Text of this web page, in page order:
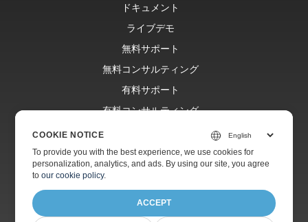
ドキュメント
ライブデモ
無料サポート
無料コンサルティング
有料サポート
有料コンサルティング
ウェブサイト
COOKIE NOTICE
To provide you with the best experience, we use cookies for
personalization, analytics, and ads. By using our site, you agree
toour cookie policy.
ACCEPT